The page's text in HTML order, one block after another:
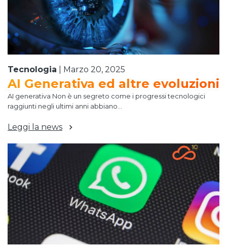
Tecnologia Marzo 20, 2025
AI Generativa ed altre evoluzioni
AI generativa Non è un segreto come i progressi tecnologici
raggiunti negli ultimi anni abbiano...
Leggi la news